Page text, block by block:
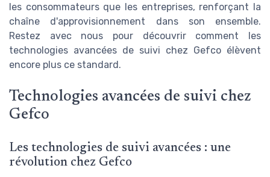
les consommateurs que les entreprises, renforçant la
chaîne d'approvisionnement dans son ensemble.
Restez avec nous pour découvrir comment les
technologies avancées de suivi chez Gefco élèvent
encore plus ce standard.
Technologies avancées de suivi chez
Gefco
Les technologies de suivi avancées : une
révolution chez Gefco